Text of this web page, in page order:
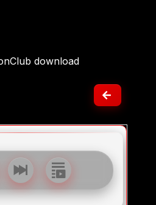
download